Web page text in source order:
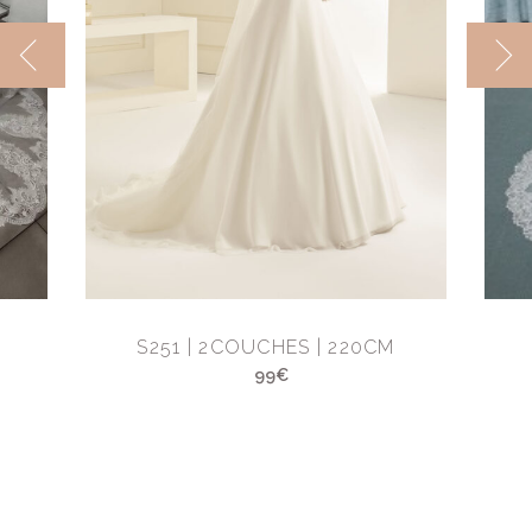
S251 | 2COUCHES | 220CM
99€